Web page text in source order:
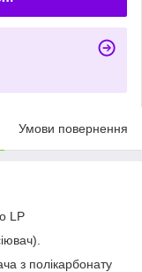
Умови повернення
LP
з полікарбонату